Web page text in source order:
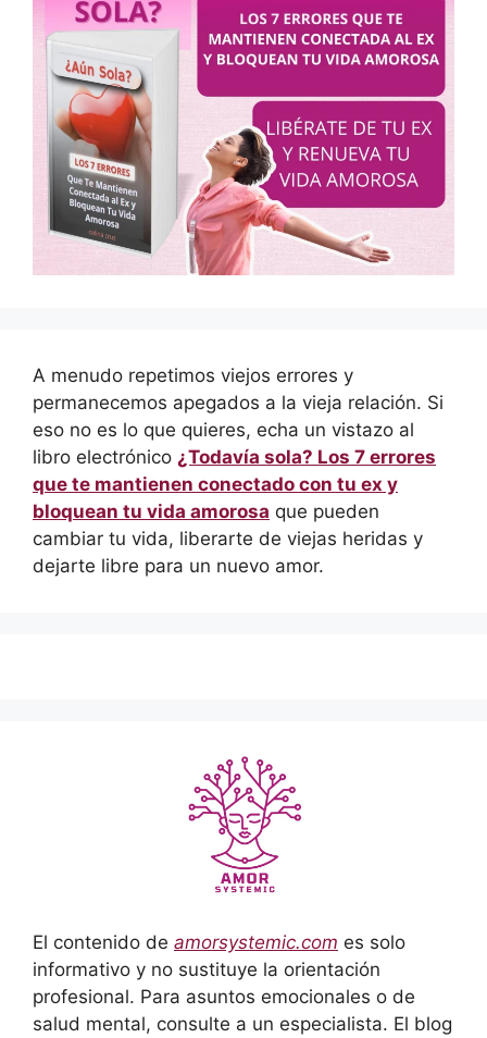
A menudo repetimos viejos errores y
permanecemos apegados a la vieja relación. Si
eso no es lo que quieres, echa un vistazo al
libro electrónico ¿Todavía sola? Los 7 errores
que te mantienen conectado con tu ex y
bloquean tu vida amorosa que pueden
cambiar tu vida, liberarte de viejas heridas y
dejarte libre para un nuevo amor.
El contenido de amorsystemic.com es solo
informativo y no sustituye la orientación
profesional. Para asuntos emocionales o de
salud mental, consulte a un especialista. El blog